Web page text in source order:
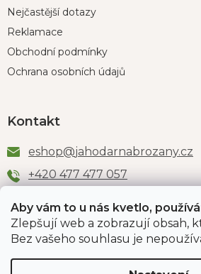
Aby vám to u nás kvetlo,
Zlepšují web a zobrazují obsah,
Bez vašeho souhlasu je
Nejčastější dotazy
Reklamace
Obchodní podmínky
Ochrana osobních údajů
Kontakt
eshop@jahodarnabrozany.cz
+420 477 477 057
Odběr newsletteru